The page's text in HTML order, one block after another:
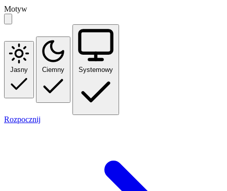
Motyw
Jasny Ciemny Systemowy
Rozpocznij